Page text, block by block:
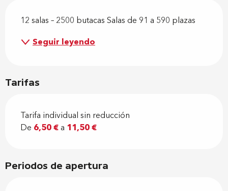
12 salas – 2500 butacas Salas de 91 a 590 plazas
Seguir leyendo
Tarifas
Tarifa individual sin reducción
De 6,50 €a 11,50 €
Periodos de apertura